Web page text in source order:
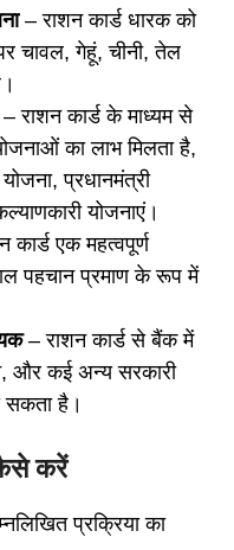
– राशन कार्ड धारक को
पर चावल, गेहूं, चीनी, तेल
राशन कार्ड के माध्यम से
का लाभ मिलता है,
प्रधानमंत्री
योजनाएं।
कार्ड एक महत्वपूर्ण
पहचान प्रमाण के रूप में
– राशन कार्ड से बैंक में
और कई अन्य सरकारी
सकता है।
करें
प्रक्रिया का